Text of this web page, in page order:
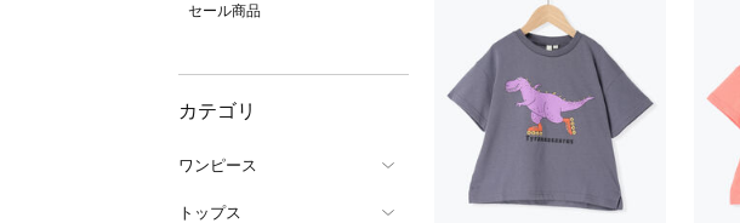
セール商品
カテゴリ
ワンピース
トップス